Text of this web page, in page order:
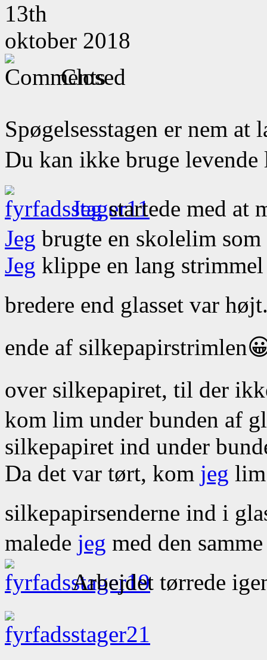
13th
oktober 2018
Closed
Spøgelsesstagen er nem
Du kan ikke bruge levende
Jegstartede med at
Jeg brugte en skolelim
Jeg klippe en lang
bredere end glasset var
ende af
over silkepapiret, til der
kom lim under bunden af
silkepapiret ind under
Da det var tørt, kom jeg
silkepapirsenderne ind i
malede jeg med den
Arbejdet tørrede